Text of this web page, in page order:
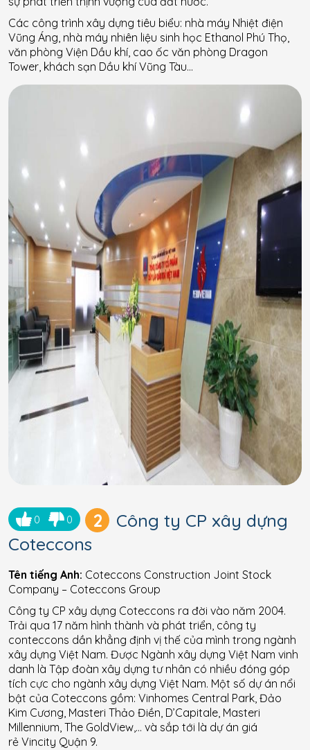
Các công trình xây dựng tiêu biểu: nhà máy Nhiệt điện
Vũng Áng, nhà máy nhiên liệu sinh học Ethanol Phú Thọ,
văn phòng Viện Dầu khí, cao ốc văn phòng Dragon
Tower, khách sạn Dầu khí Vũng Tàu…
0 0 2
Công ty CP xây dựng
Coteccons
Tên tiếng Anh: Coteccons Construction Joint Stock
Company – Coteccons Group
Công ty CP xây dựng Coteccons ra đời vào năm 2004.
Trải qua 17 năm hình thành và phát triển, công ty
conteccons dần khẳng định vị thế của mình trong ngành
xây dựng Việt Nam. Được Ngành xây dựng Việt Nam vinh
danh là Tập đoàn xây dựng tư nhân có nhiều đóng góp
tích cực cho ngành xây dựng Việt Nam. Một số dự án nổi
bật của Coteccons gồm: Vinhomes Central Park, Đảo
Kim Cương, Masteri Thảo Điền, D’Capitale, Masteri
Millennium, The GoldView,… và sắp tới là dự án giá
rẻ Vincity Quận 9.